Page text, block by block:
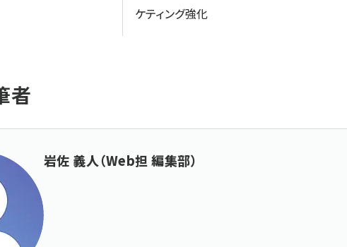
ケティング強化
者
岩佐 義人（Web担 編集部）